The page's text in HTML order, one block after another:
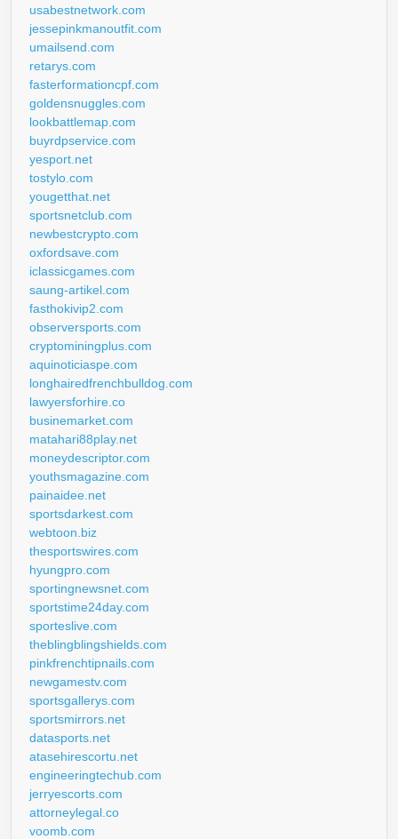
usabestnetwork.com
jessepinkmanoutfit.com
umailsend.com
retarys.com
fasterformationcpf.com
goldensnuggles.com
lookbattlemap.com
buyrdpservice.com
yesport.net
tostylo.com
yougetthat.net
sportsnetclub.com
newbestcrypto.com
oxfordsave.com
iclassicgames.com
saung-artikel.com
fasthokivip2.com
observersports.com
cryptominingplus.com
aquinoticiaspe.com
longhairedfrenchbulldog.com
lawyersforhire.co
businemarket.com
matahari88play.net
moneydescriptor.com
youthsmagazine.com
painaidee.net
sportsdarkest.com
webtoon.biz
thesportswires.com
hyungpro.com
sportingnewsnet.com
sportstime24day.com
sporteslive.com
theblingblingshields.com
pinkfrenchtipnails.com
newgamestv.com
sportsgallerys.com
sportsmirrors.net
datasports.net
atasehirescortu.net
engineeringtechub.com
jerryescorts.com
attorneylegal.co
voomb.com